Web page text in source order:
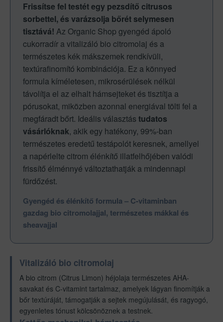
Frissítse fel testét egy pezsdítő citrusos
sorbettel, és varázsolja bőrét selymesen
tisztává! Az Organic Shop gyengéd ápoló
cukorradír a vitalizáló bio citromolaj és a
természetes kék mákszemek rendkívüli,
textúrafinomító kombinációja. Ez a könnyed
formula kíméletesen, mikrosérülések nélkül
távolítja el az elhalt hámsejteket és tisztítja a
pórusokat, miközben azonnal energiával tölti fel a
megfáradt bőrt. Ideális választás tudatos
vásárlóknak, akik egy hatékony, 99%-ban
természetes eredetű testápolót keresnek, amellyel
a napérlelte citrom élénkítő illatfelhőjében valódi
frissítő élménnyé változtathatják a mindennapi
fürdőzést.
Gyengéd és élénkítő formula – C-vitaminban
gazdag bio citromolajjal, természetes mákkal és
sheavajjal
Vitalizáló bio citromolaj
A bio citrom (Citrus Limon) héjolaja természetes AHA-
savakat és C-vitamint tartalmaz, amelyek lágyan finomítják a
bőr textúráját, támogatják a sejtek megújulását, és ragyogó,
egyenletes tónust kölcsönöznek a testnek.